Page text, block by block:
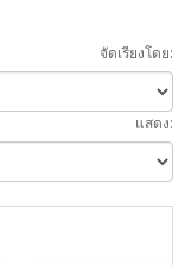
จัดเรียงโดย:
แสดง: